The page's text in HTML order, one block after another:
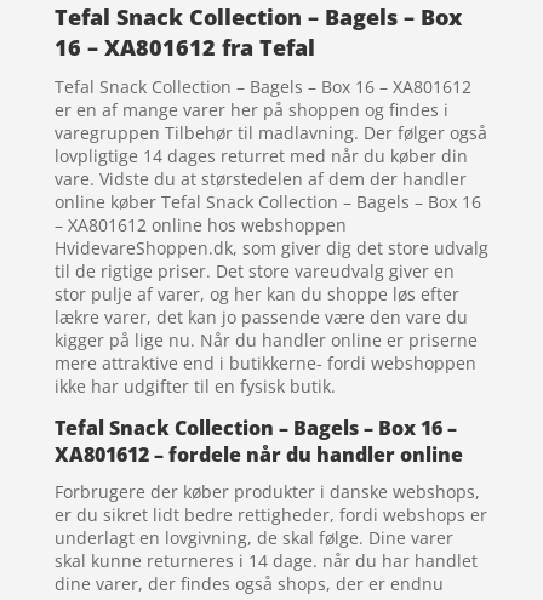
Tefal Snack Collection – Bagels – Box
16 – XA801612 fra Tefal
Tefal Snack Collection – Bagels – Box 16 – XA801612
er en af mange varer her på shoppen og findes i
varegruppen Tilbehør til madlavning. Der følger også
lovpligtige 14 dages returret med når du køber din
vare. Vidste du at størstedelen af dem der handler
online køber Tefal Snack Collection – Bagels – Box 16
– XA801612 online hos webshoppen
HvidevareShoppen.dk, som giver dig det store udvalg
til de rigtige priser. Det store vareudvalg giver en
stor pulje af varer, og her kan du shoppe løs efter
lækre varer, det kan jo passende være den vare du
kigger på lige nu. Når du handler online er priserne
mere attraktive end i butikkerne- fordi webshoppen
ikke har udgifter til en fysisk butik.
Tefal Snack Collection – Bagels – Box 16 –
XA801612 – fordele når du handler online
Forbrugere der køber produkter i danske webshops,
er du sikret lidt bedre rettigheder, fordi webshops er
underlagt en lovgivning, de skal følge. Dine varer
skal kunne returneres i 14 dage. når du har handlet
dine varer, der findes også shops, der er endnu